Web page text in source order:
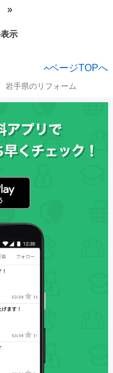
示
ページTOPへ
岩手県のリフォーム